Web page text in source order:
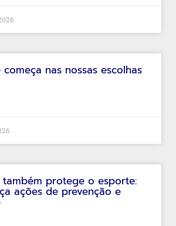
nas nossas escolhas
também protege o esporte:
ações de prevenção e